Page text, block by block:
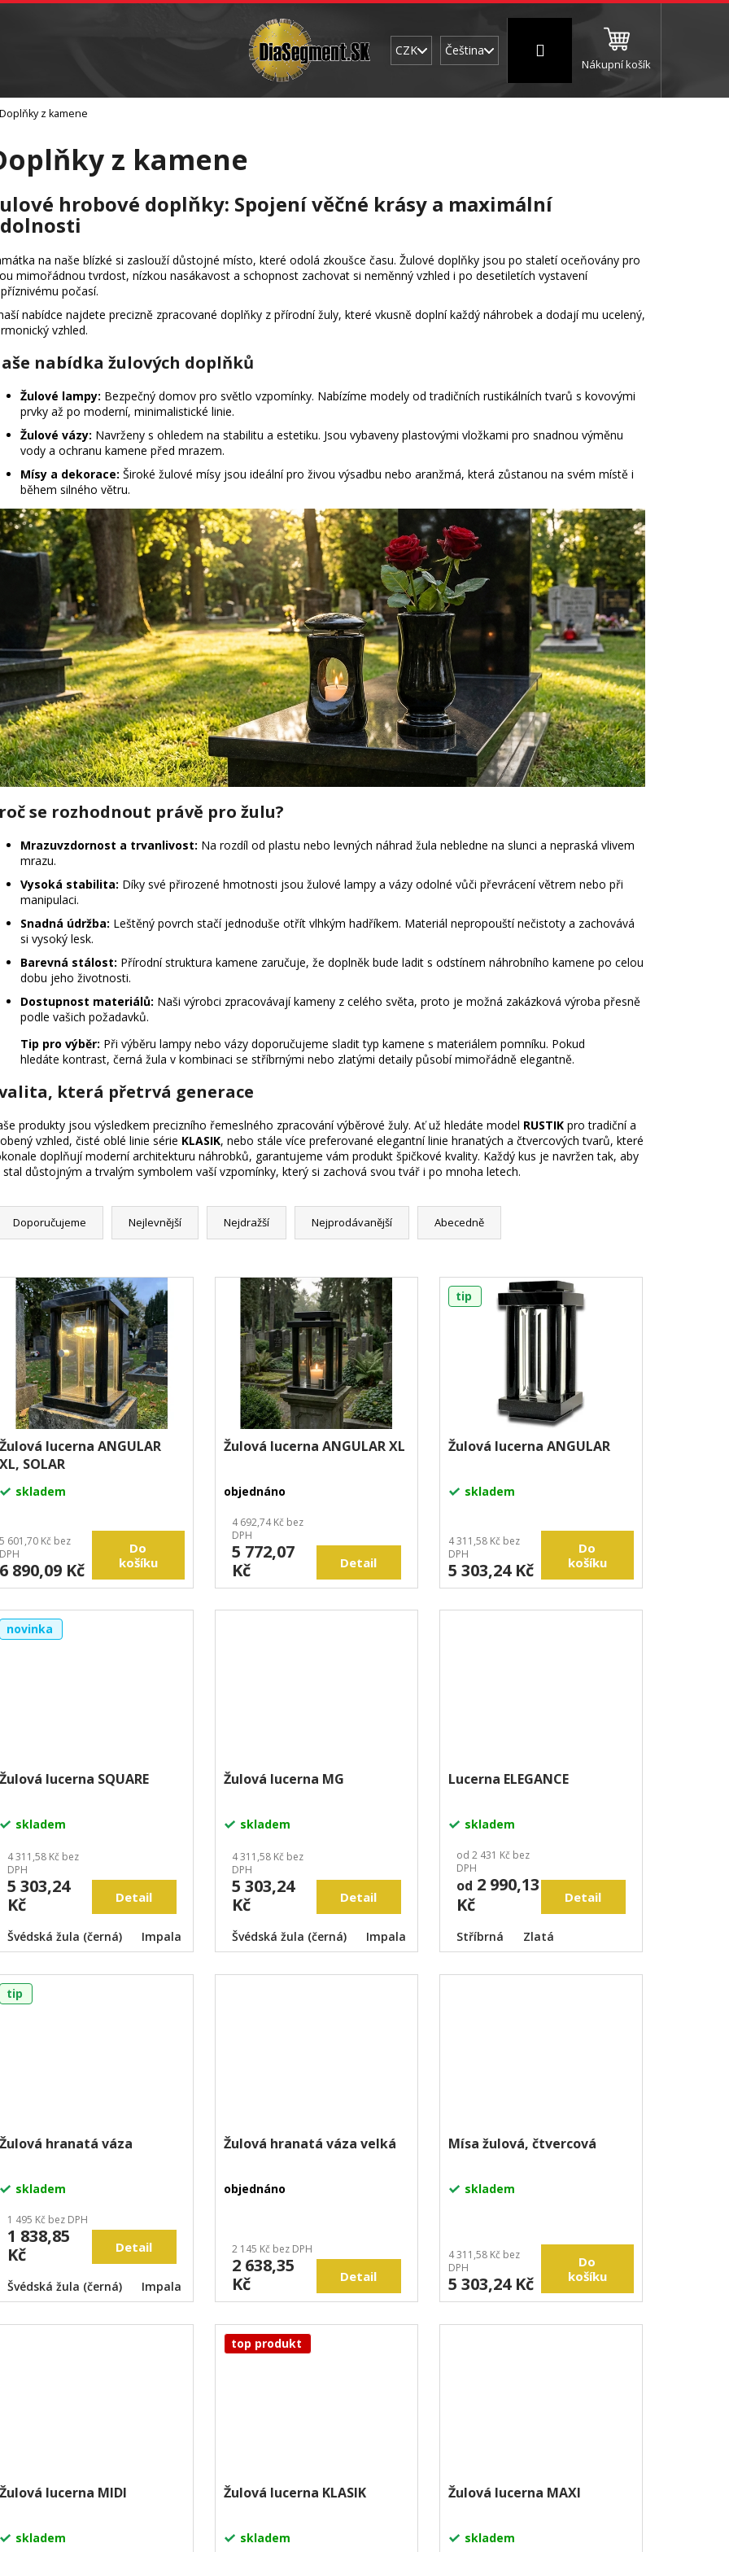
Brusná tělíska a sochařské nástroje Brusné a leštící válce
CZK Čeština Přihlášení
Nákupní košík
Doplňky z kamene
z kamene
hrobové doplňky: Spojení věčné krásy a maximální
na naše blízké si zaslouží důstojné místo, které odolá zkoušce času. Žulové doplňky jsou po staletí oceňovány pro
mimořádnou tvrdost, nízkou nasákavost a schopnost zachovat si neměnný vzhled i po desetiletích vystavení
počasí.
nabídce najdete precizně zpracované doplňky z přírodní žuly, které vkusně doplní každý náhrobek a dodají mu ucelený,
vzhled.
nabídka žulových doplňků
Žulové lampy: Bezpečný domov pro světlo vzpomínky. Nabízíme modely od tradičních rustikálních tvarů s kovovými
prvky až po moderní, minimalistické linie.
Žulové vázy: Navrženy s ohledem na stabilitu a estetiku. Jsou vybaveny plastovými vložkami pro snadnou výměnu
vody a ochranu kamene před mrazem.
Mísy a dekorace: Široké žulové mísy jsou ideální pro živou výsadbu nebo aranžmá, která zůstanou na svém místě i
během silného větru.
se rozhodnout právě pro žulu?
Mrazuvzdornost a trvanlivost: Na rozdíl od plastu nebo levných náhrad žula nebledne na slunci a nepraská vlivem
mrazu.
Vysoká stabilita: Díky své přirozené hmotnosti jsou žulové lampy a vázy odolné vůči převrácení větrem nebo při
manipulaci.
Snadná údržba: Leštěný povrch stačí jednoduše otřít vlhkým hadříkem. Materiál nepropouští nečistoty a zachovává
si vysoký lesk.
Barevná stálost: Přírodní struktura kamene zaručuje, že doplněk bude ladit s odstínem náhrobního kamene po celou
dobu jeho životnosti.
Dostupnost materiálů: Naši výrobci zpracovávají kameny z celého světa, proto je možná zakázková výroba přesně
podle vašich požadavků.
Tip pro výběr: Při výběru lampy nebo vázy doporučujeme sladit typ kamene s materiálem pomníku. Pokud
hledáte kontrast, černá žula v kombinaci se stříbrnými nebo zlatými detaily působí mimořádně elegantně.
která přetrvá generace
produkty jsou výsledkem precizního řemeslného zpracování výběrové žuly. Ať už hledáte model RUSTIK pro tradiční a
vzhled, čisté oblé linie série KLASIK, nebo stále více preferované elegantní linie hranatých a čtvercových tvarů, které
doplňují moderní architekturu náhrobků, garantujeme vám produkt špičkové kvality. Každý kus je navržen tak, aby
stal důstojným a trvalým symbolem vaší vzpomínky, který si zachová svou tvář i po mnoha letech.
Doporučujeme Nejlevnější Nejdražší Nejprodávanější Abecedně
Žulová lucerna ANGULAR
XL, SOLAR
skladem
5 601,70 Kč bez
DPH
6 890,09 Kč
Do
košíku
Žulová lucerna ANGULAR XL
objednáno
4 692,74 Kč bez
DPH
5 772,07
Kč
Detail
tip
Žulová lucerna ANGULAR
skladem
4 311,58 Kč bez
DPH
5 303,24 Kč
Do
košíku
novinka
Žulová lucerna SQUARE
skladem
4 311,58 Kč bez
DPH
5 303,24
Kč
Detail
Švédská žula (černá) Impala Aurora Vizag blue medium (Orion) Olive green
Žulová lucerna MG
skladem
4 311,58 Kč bez
DPH
5 303,24
Kč
Detail
Švédská žula (černá) Impala
Lucerna ELEGANCE
skladem
od 2 431 Kč bez
DPH
od 2 990,13
Kč
Detail
Stříbrná Zlatá
tip
Žulová hranatá váza
skladem
1 495 Kč bez DPH
1 838,85
Kč
Detail
Švédská žula (černá) Impala Aurora Vizag blue medium (Orion) Olive green
Žulová hranatá váza velká
objednáno
2 145 Kč bez DPH
2 638,35
Kč
Detail
Mísa žulová, čtvercová
skladem
4 311,58 Kč bez
DPH
5 303,24 Kč
Do
košíku
Žulová lucerna MIDI
skladem
top produkt
Žulová lucerna KLASIK
skladem
Žulová lucerna MAXI
skladem
Doporučujeme